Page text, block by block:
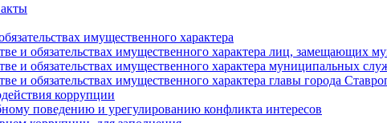
имущественного характера
и обязательствах имущественного характера лиц,
и обязательствах имущественного характера муниципальных
и обязательствах имущественного характера главы города
коррупции
поведению и урегулированию конфликта интересов